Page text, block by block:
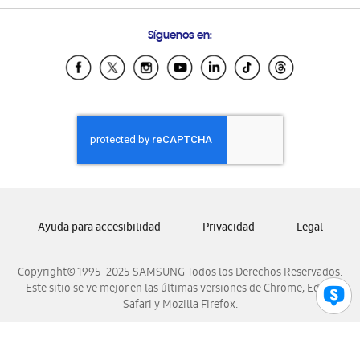
Samsung Ecuador
Samsung El Salvador
Samsung Honduras
Samsung Nicaragua
Samsung Panamá
Samsung Venezuela
Síguenos en:
Copyright© 1995-2025 SAMSUNG Todos los Derechos Reservados.
Este sitio se ve mejor en las últimas versiones de Chrome, Edge,
Safari y Mozilla Firefox.
Ayuda para accesibilidad Privacidad Legal